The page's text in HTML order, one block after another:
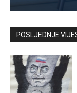
Kontaktirajte
POSLJEDNJE